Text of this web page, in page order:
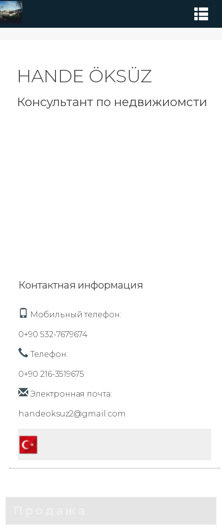
HANDE ÖKSÜZ
Консультант по недвижиомсти
Контактная информация
Мобильный телефон:
0+90 532-7679674
Телефон:
0+90 216-3519675
Электронная почта:
handeoksuz2@gmail.com